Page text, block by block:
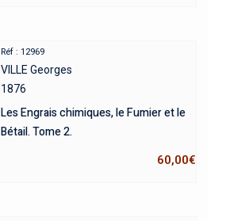
Réf : 12969
VILLE Georges
1876
Les Engrais chimiques, le Fumier et le
Bétail. Tome 2.
60,00€